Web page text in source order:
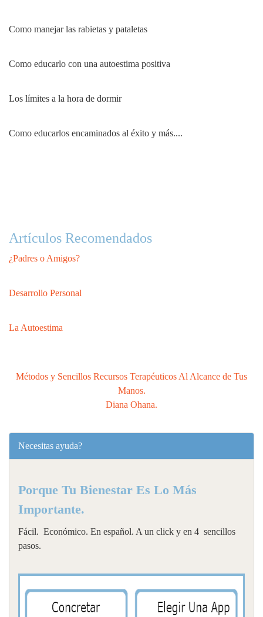
Como manejar las rabietas y pataletas
Como educarlo con una autoestima positiva
Los límites a la hora de dormir
Como educarlos encaminados al éxito y más....
Artículos Recomendados
¿Padres o Amigos?
Desarrollo Personal
La Autoestima
Métodos y Sencillos Recursos Terapéuticos Al Alcance de Tus
Manos.
Diana Ohana.
Necesitas ayuda?
Porque Tu Bienestar Es Lo Más
Importante.
Fácil. Económico. En español. A un click y en 4 sencillos
pasos.